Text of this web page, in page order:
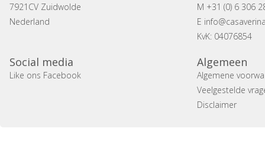
7921CV Zuidwolde
Nederland
M +31 (0) 6 306
E
KvK: 04076854
Social media
Like ons Facebook
Algemeen
Algemene
Veelgestelde
Disclaimer